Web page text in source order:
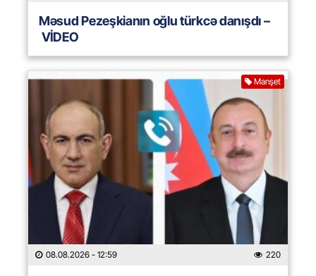
Məsud Pezeşkianın oğlu türkcə danışdı –
VİDEO
Manşet
08.08.2026 - 12:59 220